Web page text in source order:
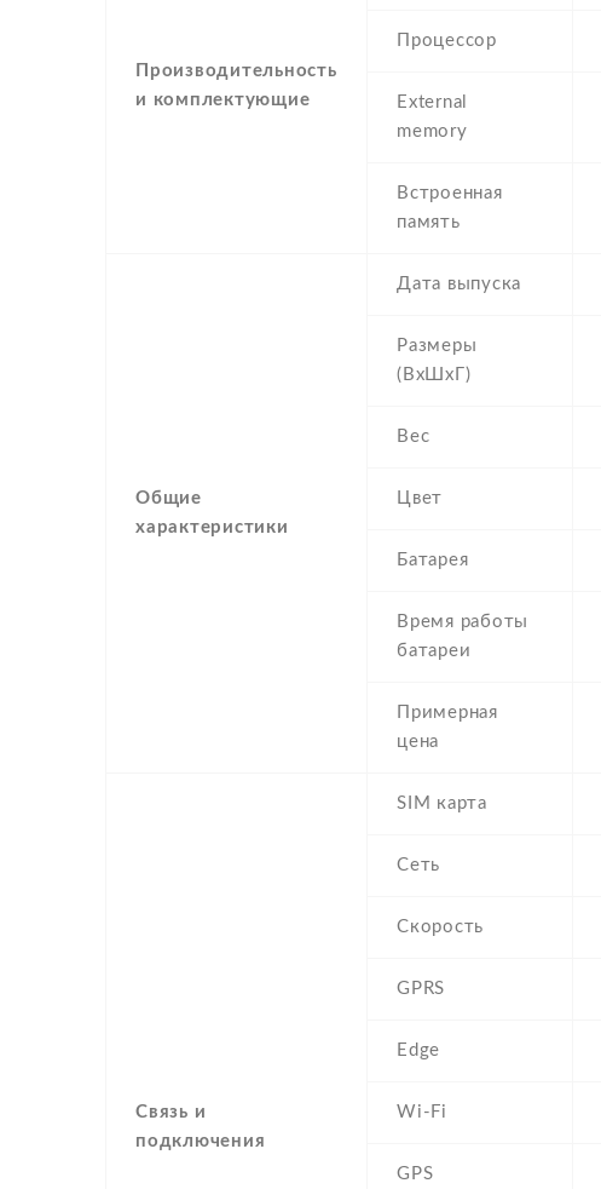
Производительность
и комплектующие
Процессор
External
memory
Встроенная
память
Общие
характеристики
Дата выпуска
Размеры
(ВхШхГ)
Вес
Цвет
Батарея
Время работы
батареи
Примерная
цена
Связь и
подключения
SIM карта
Сеть
Скорость
GPRS
Edge
Wi-Fi
GPS